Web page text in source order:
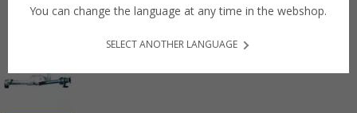
You can change the language at any time in the webshop.
SELECT ANOTHER LANGUAGE